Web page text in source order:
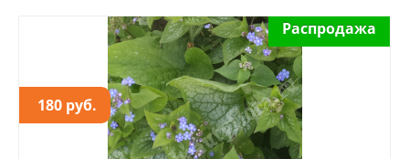
180 руб.
Распродажа